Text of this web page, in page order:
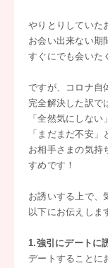
やりとりしていた
お会い出来ない期
すぐにでも会いた
ですが、コロナ自
完全解決した訳で
「全然気にしな
「まだまだ不安」
お相手さまの気持
すめです！
お誘いする上で、
以下にお伝えしま
1.強引にデートに
デートすることに